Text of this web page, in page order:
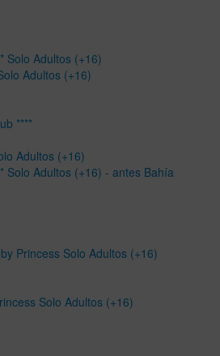
Solo Adultos (+16)
Adultos (+16)
****
Adultos (+16)
Solo Adultos (+16) - antes Bahía
Princess Solo Adultos (+16)
Solo Adultos (+16)